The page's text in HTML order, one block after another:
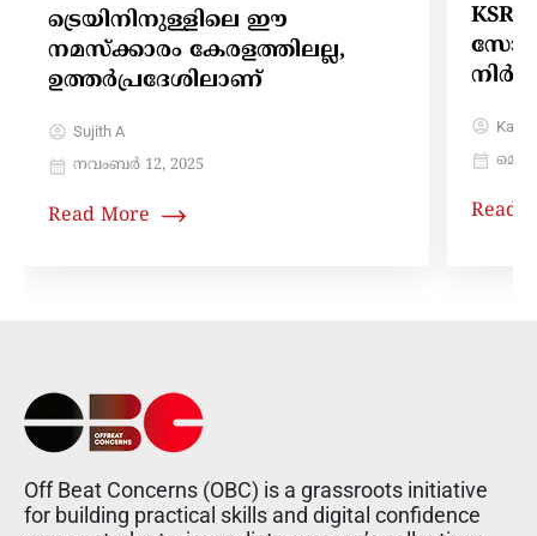
ട്രെയിനിനുള്ളിലെ ഈ
നമസ്ക്കാരം കേരളത്തിലല്ല,
ഉത്തർപ്രദേശിലാണ്
Sujith A
നവംബർ 12, 2025
Read More
മെയ്‌
Read
Off Beat Concerns (OBC) is a grassroots initiative
for building practical skills and digital confidence